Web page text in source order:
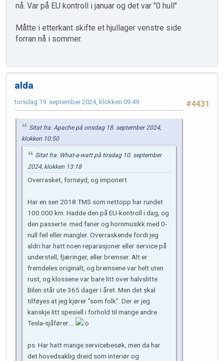
nå. Var på EU kontroll i januar og det var "0 hull"
Måtte i etterkant skifte et hjullager venstre side
forran nå i sommer.
alda
#4431
torsdag 19. september 2024, klokken 09:49
Sitat fra: Apache på onsdag 18. september 2024,
klokken 10:50
Sitat fra: What-a-watt på tirsdag 10. september
2024, klokken 13:18
Overrasket, fornøyd, og imponert.
Har en sen 2018 TMS som nettopp har rundet
100.000 km. Hadde den på EU-kontroll i dag, og
den passerte med faner og hornmusikk med 0-
null feil eller mangler. Overraskende fordi jeg
aldri har hatt noen reparasjoner eller service på
understell, fjæringer, eller bremser. Alt er
fremdeles originalt, og bremsene var helt uten
rust, og klossene var bare litt over halvslitte.
Bilen står ute 365 dager i året. Men det skal
tilføyes at jeg kjører "som folk". Der er jeg
kanskje litt spesiell i forhold til mange andre
Tesla-sjåfører....
ps. Har hatt mange servicebesøk, men da har
det hovedsaklig dreid som interiør og